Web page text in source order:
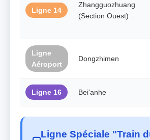
Ligne 14
Zhangguozhuang
(Section Ouest)
Ligne
Aéroport
Dongzhimen
Ligne 16 Bei'anhe
Ligne Spéciale "Train